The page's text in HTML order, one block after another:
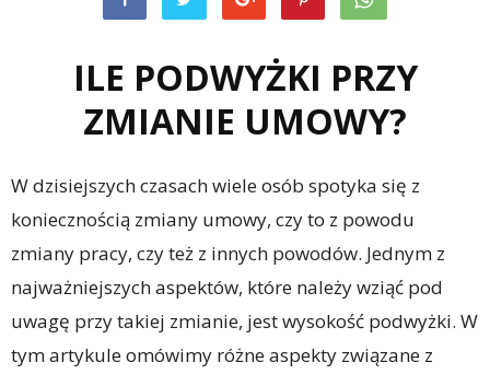
ILE PODWYŻKI PRZY
ZMIANIE UMOWY?
W dzisiejszych czasach wiele osób spotyka się z
koniecznością zmiany umowy, czy to z powodu
zmiany pracy, czy też z innych powodów. Jednym z
najważniejszych aspektów, które należy wziąć pod
uwagę przy takiej zmianie, jest wysokość podwyżki. W
tym artykule omówimy różne aspekty związane z